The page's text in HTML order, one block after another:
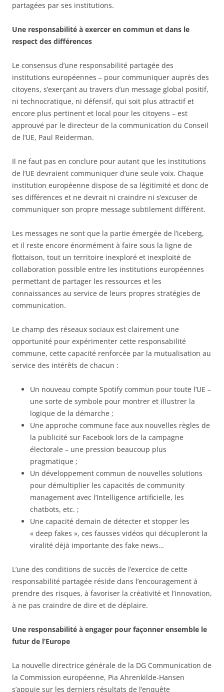
partagées par ses institutions.
Une responsabilité à exercer en commun et dans le
respect des différences
Le consensus d’une responsabilité partagée des
institutions européennes – pour communiquer auprès des
citoyens, s’exerçant au travers d’un message global positif,
ni technocratique, ni défensif, qui soit plus attractif et
encore plus pertinent et local pour les citoyens – est
approuvé par le directeur de la communication du Conseil
de l’UE, Paul Reiderman.
Il ne faut pas en conclure pour autant que les institutions
de l’UE devraient communiquer d’une seule voix. Chaque
institution européenne dispose de sa légitimité et donc de
ses différences et ne devrait ni craindre ni s’excuser de
communiquer son propre message subtilement différent.
Les messages ne sont que la partie émergée de l’iceberg,
et il reste encore énormément à faire sous la ligne de
flottaison, tout un territoire inexploré et inexploité de
collaboration possible entre les institutions européennes
permettant de partager les ressources et les
connaissances au service de leurs propres stratégies de
communication.
Le champ des réseaux sociaux est clairement une
opportunité pour expérimenter cette responsabilité
commune, cette capacité renforcée par la mutualisation au
service des intérêts de chacun :
Un nouveau compte Spotify commun pour toute l’UE –
une sorte de symbole pour montrer et illustrer la
logique de la démarche ;
Une approche commune face aux nouvelles règles de
la publicité sur Facebook lors de la campagne
électorale – une pression beaucoup plus
pragmatique ;
Un développement commun de nouvelles solutions
pour démultiplier les capacités de community
management avec l’Intelligence artificielle, les
chatbots, etc. ;
Une capacité demain de détecter et stopper les
« deep fakes », ces fausses vidéos qui décupleront la
viralité déjà importante des fake news…
L’une des conditions de succès de l’exercice de cette
responsabilité partagée réside dans l’encouragement à
prendre des risques, à favoriser la créativité et l’innovation,
à ne pas craindre de dire et de déplaire.
Une responsabilité à engager pour façonner ensemble le
futur de l’Europe
La nouvelle directrice générale de la DG Communication de
la Commission européenne, Pia Ahrenkilde-Hansen
s’appuie sur les derniers résultats de l’enquête